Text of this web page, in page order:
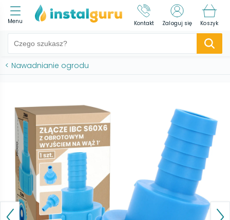
Menu Kontakt Zaloguj się Koszyk
< Nawadnianie ogrodu